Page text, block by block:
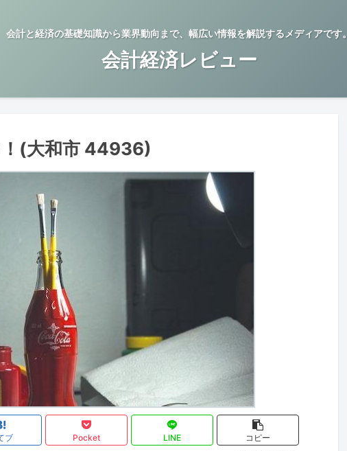
会計と経済の基礎知識から業界動向まで、幅広い情報を解説するメディアです。
会計経済レビュー
！(大和市 44936)
ブ Pocket LINE
コピー